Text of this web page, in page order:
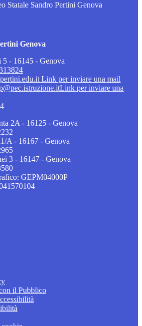
Statale Sandro Pertini Genova
Genova
5 - 16145 - Genova
Link per inviare una mail
Link per inviare una
2A - 16125 - Genova
A - 16167 - Genova
3 - 16147 - Genova
GEPM04000P
il Pubblico